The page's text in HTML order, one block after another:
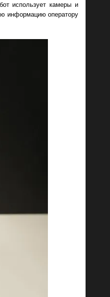
использует камеры и
информацию оператору